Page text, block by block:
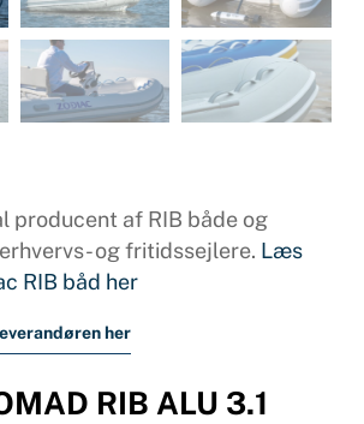
producent af RIB både og
og fritidssejlere. Læs
RIB båd her
her
RIB ALU 3.1